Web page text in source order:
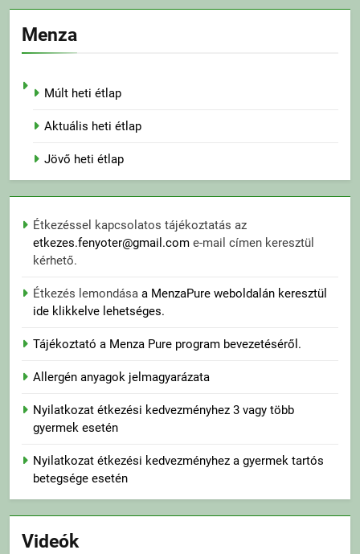
Menza
Múlt heti étlap
Aktuális heti étlap
Jövő heti étlap
Étkezéssel kapcsolatos tájékoztatás az
etkezes.fenyoter@gmail.com e-mail címen keresztül
kérhető.
Étkezés lemondása a MenzaPure weboldalán keresztül
ide klikkelve lehetséges.
Tájékoztató a Menza Pure program bevezetéséről.
Allergén anyagok jelmagyarázata
Nyilatkozat étkezési kedvezményhez 3 vagy több
gyermek esetén
Nyilatkozat étkezési kedvezményhez a gyermek tartós
betegsége esetén
Videók